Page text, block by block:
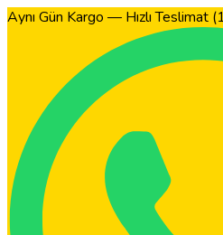
Aynı Gün Kargo — Hızlı Teslimat